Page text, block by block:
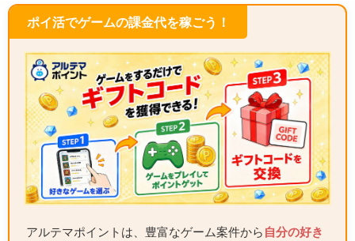
ポイ活でゲームの課金代を稼ごう！
アルテマポイントは、豊富なゲーム案件から 自分の好き